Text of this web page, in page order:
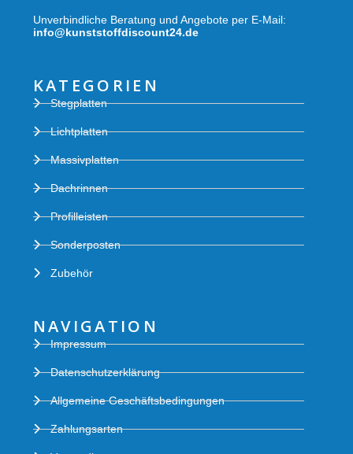
Unverbindliche Beratung und Angebote per E-Mail:
info@kunststoffdiscount24.de
KATEGORIEN
Stegplatten
Lichtplatten
Massivplatten
Dachrinnen
Profilleisten
Sonderposten
Zubehör
NAVIGATION
Impressum
Datenschutzerklärung
Allgemeine Geschäftsbedingungen
Zahlungsarten